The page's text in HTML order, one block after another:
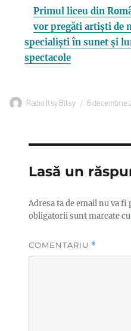
Primul liceu din
vor pregăti artiști de
specialiști în sunet și
spectacole
Autor
Radio Itsy Bitsy
Publicat
6 decembrie
Lasă un
Adresa ta de email nu va fi
obligatorii sunt marcate cu
COMENTARIU *